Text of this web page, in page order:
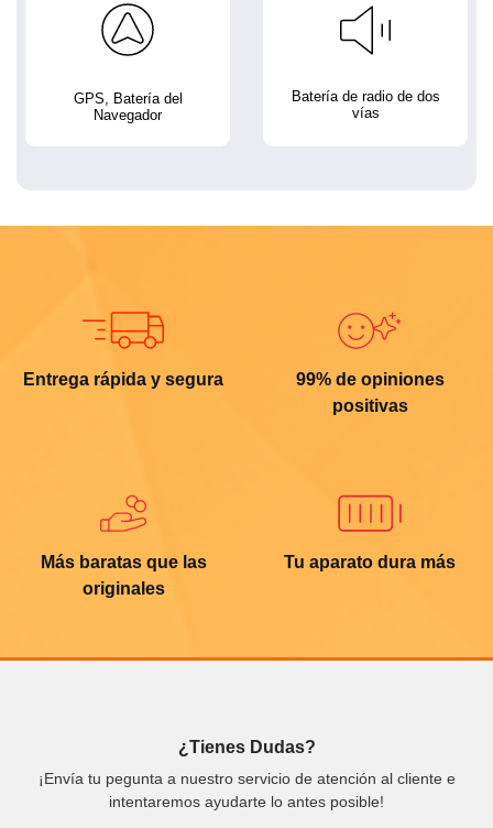
GPS, Batería del
Navegador
Batería de radio de dos
vías
Entrega rápida y segura
99% de opiniones
positivas
Más baratas que las
originales
Tu aparato dura más
¿Tienes Dudas?
¡Envía tu pegunta a nuestro servicio de atención al cliente e
intentaremos ayudarte lo antes posible!